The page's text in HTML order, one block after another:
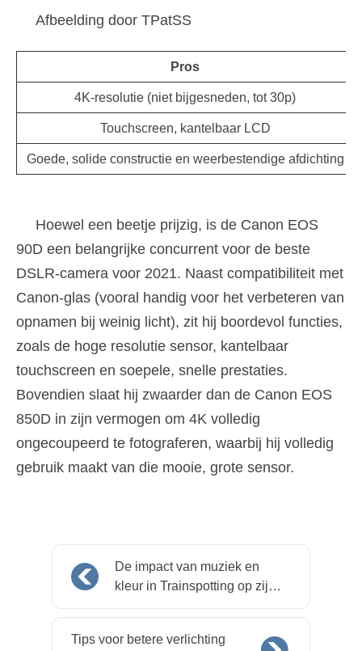
Afbeelding door TPatSS
Pros
4K-resolutie (niet bijgesneden, tot 30p)
Touchscreen, kantelbaar LCD
Goede, solide constructie en weerbestendige afdichting
Hoewel een beetje prijzig, is de Canon EOS
90D een belangrijke concurrent voor de beste
DSLR-camera voor 2021. Naast compatibiliteit met
Canon-glas (vooral handig voor het verbeteren van
opnamen bij weinig licht), zit hij boordevol functies,
zoals de hoge resolutie sensor, kantelbaar
touchscreen en soepele, snelle prestaties.
Bovendien slaat hij zwaarder dan de Canon EOS
850D in zijn vermogen om 4K volledig
ongecoupeerd te fotograferen, waarbij hij volledig
gebruik maakt van die mooie, grote sensor.
De impact van muziek en
kleur in Trainspotting op zijn
25e verjaardag
Tips voor betere verlichting